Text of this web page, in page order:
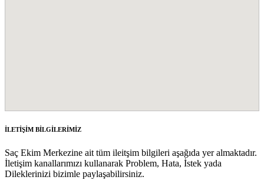
İLETİŞİM BİLGİLERİMİZ
Saç Ekim Merkezine ait tüm ileitşim bilgileri aşağıda yer almaktadır.
İletişim kanallarımızı kullanarak Problem, Hata, İstek yada
Dileklerinizi bizimle paylaşabilirsiniz.